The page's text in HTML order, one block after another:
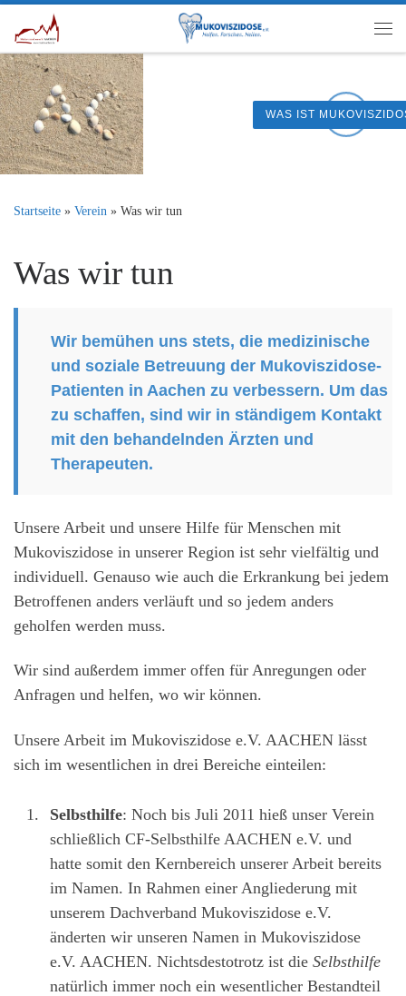
Zum Inhalt springen
WAS IST MUKOVISZIDOSE?
Startseite » Verein » Was wir tun
Was wir tun
Wir bemühen uns stets, die medizinische
und soziale Betreuung der Mukoviszidose-
Patienten in Aachen zu verbessern. Um das
zu schaffen, sind wir in ständigem Kontakt
mit den behandelnden Ärzten und
Therapeuten.
Unsere Arbeit und unsere Hilfe für Menschen mit
Mukoviszidose in unserer Region ist sehr vielfältig und
individuell. Genauso wie auch die Erkrankung bei jedem
Betroffenen anders verläuft und so jedem anders
geholfen werden muss.
Wir sind außerdem immer offen für Anregungen oder
Anfragen und helfen, wo wir können.
Unsere Arbeit im Mukoviszidose e.V. AACHEN lässt
sich im wesentlichen in drei Bereiche einteilen:
Selbsthilfe: Noch bis Juli 2011 hieß unser Verein
schließlich CF-Selbsthilfe AACHEN e.V. und
hatte somit den Kernbereich unserer Arbeit bereits
im Namen. In Rahmen einer Angliederung mit
unserem Dachverband Mukoviszidose e.V.
änderten wir unseren Namen in Mukoviszidose
e.V. AACHEN. Nichtsdestotrotz ist die Selbsthilfe
natürlich immer noch ein wesentlicher Bestandteil